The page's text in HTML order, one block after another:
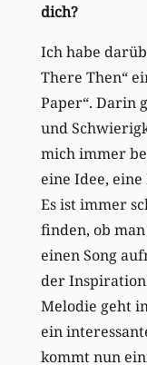
dich?
Ich habe
There Then“
Paper“. Darin
und
mich immer
eine Idee,
Es ist immer
finden, ob
einen Song
der
Melodie geht
ein
kommt nun